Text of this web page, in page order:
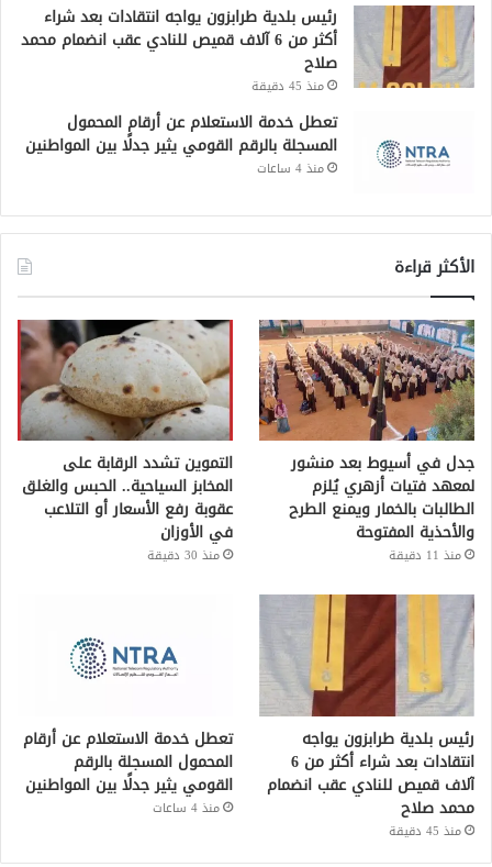
رئيس بلدية طرابزون يواجه انتقادات بعد شراء
أكثر من 6 آلاف قميص للنادي عقب انضمام محمد
صلاح
منذ 45 دقيقة
تعطل خدمة الاستعلام عن أرقام المحمول
المسجلة بالرقم القومي يثير جدلًا بين المواطنين
منذ 4 ساعات
الأكثر قراءة
جدل في أسيوط بعد منشور
لمعهد فتيات أزهري يُلزم
الطالبات بالخمار ويمنع الطرح
والأحذية المفتوحة
منذ 11 دقيقة
التموين تشدد الرقابة على
المخابز السياحية.. الحبس والغلق
عقوبة رفع الأسعار أو التلاعب
في الأوزان
منذ 30 دقيقة
رئيس بلدية طرابزون يواجه
انتقادات بعد شراء أكثر من 6
آلاف قميص للنادي عقب انضمام
محمد صلاح
منذ 45 دقيقة
تعطل خدمة الاستعلام عن أرقام
المحمول المسجلة بالرقم
القومي يثير جدلًا بين المواطنين
منذ 4 ساعات